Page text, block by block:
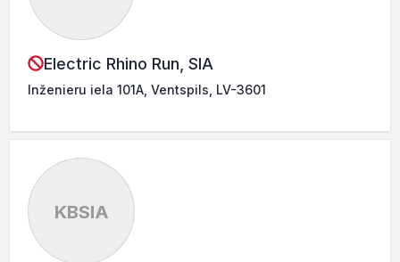
Electric Rhino Run, SIA
Inženieru iela 101A, Ventspils, LV-3601
KBSIA